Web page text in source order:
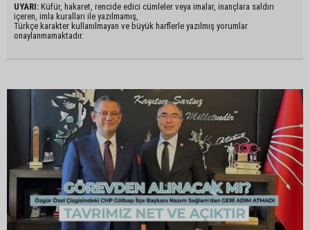
UYARI: Küfür, hakaret, rencide edici cümleler veya imalar, inançlara saldırı
içeren, imla kuralları ile yazılmamış,
Türkçe karakter kullanılmayan ve büyük harflerle yazılmış yorumlar
onaylanmamaktadır.